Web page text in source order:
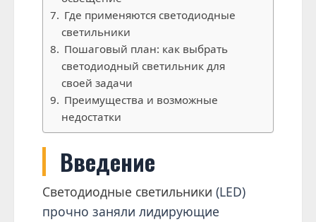
Где применяются светодиодные
светильники
Пошаговый план: как выбрать
светодиодный светильник для
своей задачи
Преимущества и возможные
недостатки
Введение
Светодиодные светильники (LED)
прочно заняли лидирующие